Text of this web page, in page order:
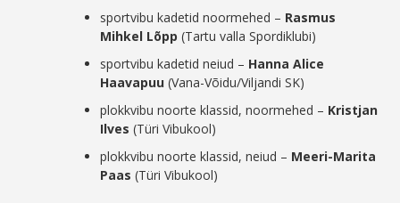
sportvibu kadetid noormehed – Rasmus
Mihkel Lõpp (Tartu valla Spordiklubi)
sportvibu kadetid neiud – Hanna Alice
Haavapuu (Vana-Võidu/Viljandi SK)
plokkvibu noorte klassid, noormehed – Kristjan
Ilves (Türi Vibukool)
plokkvibu noorte klassid, neiud – Meeri-Marita
Paas (Türi Vibukool)